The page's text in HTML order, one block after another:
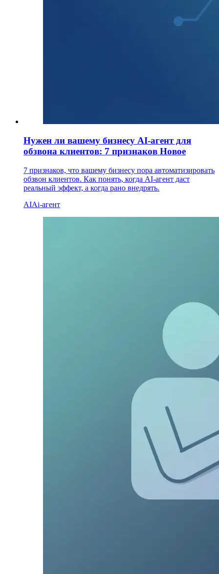
Нужен ли вашему бизнесу AI-агент для
обзвона клиентов: 7 признаков Новое
7 признаков, что вашему бизнесу пора автоматизировать
обзвон клиентов. Как понять, когда AI-агент даст
реальный эффект, а когда рано внедрять.
AIAi-агент